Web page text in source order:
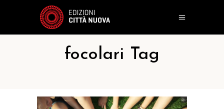
focolari Tag